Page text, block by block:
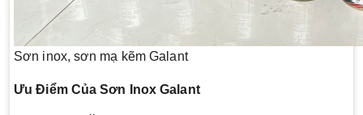
Sơn inox, sơn mạ kẽm Galant
Ưu Điểm Của Sơn Inox Galant